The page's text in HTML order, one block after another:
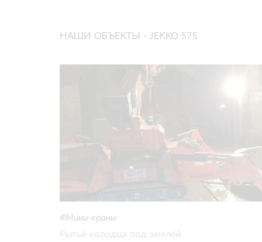
НАШИ ОБЪЕКТЫ - JEKKO 575
Мини-краны
Рытьё колодца под землёй